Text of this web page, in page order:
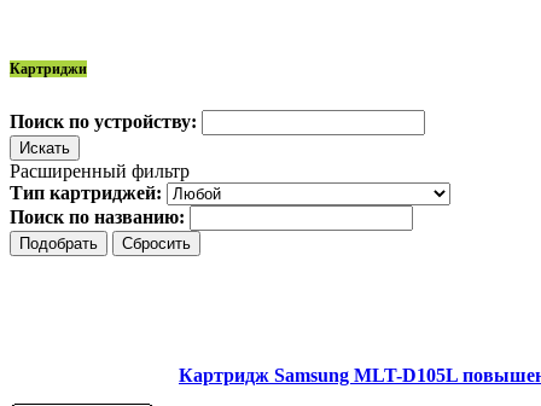
Картриджи
Поиск по устройству:
Расширенный фильтр
Тип картриджей:
Поиск по названию:
Картридж Samsung MLT-D105L